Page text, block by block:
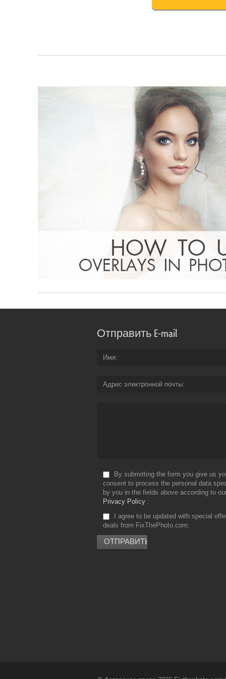
Отправить E-mail
Имя
Адрес электронной почты
By submitting the form you give us
consent to process the personal data
by you in the fields above according to
Privacy Policy
I agree to be updated with special
deals from FixThePhoto.com